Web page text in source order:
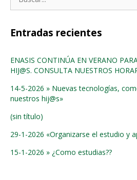
Entradas recientes
ENASIS CONTINÚA EN VERANO
HIJ@S. CONSULTA NUESTROS
14-5-2026 » Nuevas tecnologías,
nuestros hij@s»
(sin título)
29-1-2026 «Organizarse el estudio y
15-1-2026 » ¿Como estudias??